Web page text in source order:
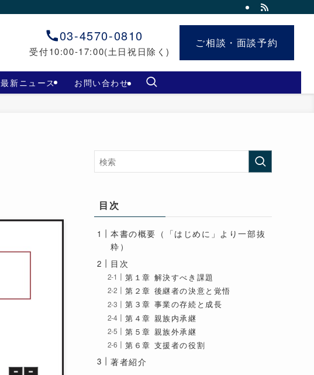
最新ニュース お問い合わせ
03-4570-0810
受付10:00-17:00(土日祝日除く)
ご相談・面談予約
目次
本書の概要（「はじめに」より一部抜
粋）
目次
第１章 解決すべき課題
第２章 後継者の決意と覚悟
第３章 事業の存続と成長
第４章 親族内承継
第５章 親族外承継
第６章 支援者の役割
著者紹介